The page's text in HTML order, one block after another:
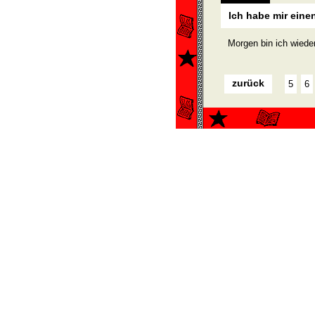
Ich habe mir
Morgen bin ich
zurück 5 6